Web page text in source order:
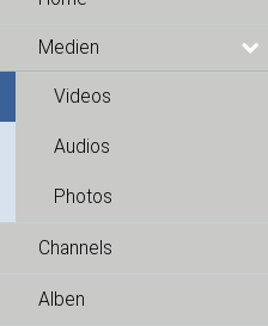
Medien
Videos
Audios
Photos
Channels
Alben